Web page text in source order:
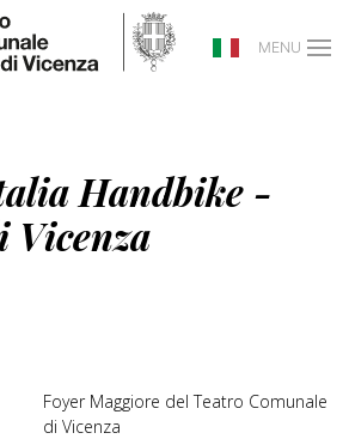
MENU
Handbike -
Vicenza
Foyer Maggiore del Teatro Comunale
di Vicenza